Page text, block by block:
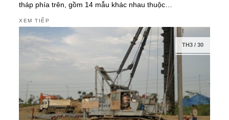
tháp phía trên, gồm 14 mẫu khác nhau thuộc…
XEM TIẾP
TH3/ 30